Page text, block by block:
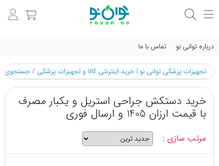
درباره توانی نو تماس با ما
تجهیزات پزشکی توانی نو | خرید اینترنتی کالا و تجهیزات پزشکی / جستجوی
خرید دستکش جراحی استریل و یکبار مصرف
با قیمت ارزان 1405 و ارسال فوری
مرتب سازی :